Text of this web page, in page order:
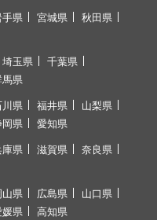
県 宮城県
秋田県
埼玉県
千葉県
県
県 福井県
山梨県
県 愛知県
県 滋賀県
奈良県
山県 広島県
山口県
県 高知県